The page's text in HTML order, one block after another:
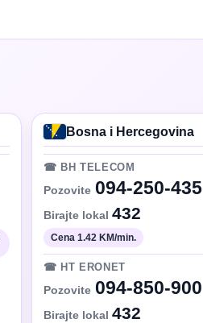
Bosna i Hercegovina
☎ BH TELECOM
Pozovite 094-250-435
Birajte lokal 432
Cena 1.42 KM/min.
☎ HT ERONET
Pozovite 094-850-900
Birajte lokal 432